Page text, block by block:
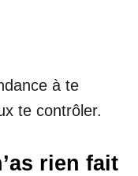
à te
te contrôler.
rien fait